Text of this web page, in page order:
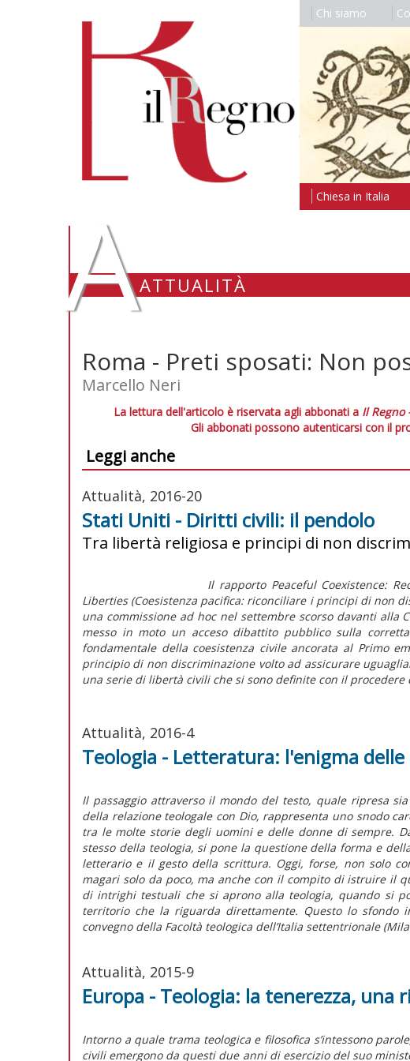
Chi siamo
Chiesa in Italia
AATTUALITÀ
Roma - Preti sposati: Non
Marcello Neri
La lettura dell'articolo è riservata agli abbonati a Il
Gli abbonati possono autenticarsi con il
Leggi anche
Attualità, 2016-20
Stati Uniti - Diritti civili: il pendolo
Tra libertà religiosa e principi di non
Il rapporto Peaceful Coexistence:
Liberties(Coesistenza pacifica: riconciliare i principi di non
una commissione ad hocnel settembre scorso davanti alla
messo in moto un acceso dibattito pubblico sulla
fondamentale della coesistenza civile ancorata al Primo
principio di non discriminazione volto ad assicurare
una serie di libertà civili che si sono definite con il procedere
Attualità, 2016-4
Teologia - Letteratura: l'enigma delle
Il passaggio attraverso il mondo del testo, quale ripresa
della relazione teologale con Dio, rappresenta uno snodo
tra le molte storie degli uomini e delle donne di sempre.
stesso della teologia, si pone la questione della forma e
letterario e il gesto della scrittura. Oggi, forse, non solo
magari solo da poco, ma anche con il compito di istruire il
di intrighi testuali che si aprono alla teologia, quando si
territorio che la riguarda direttamente. Questo lo sfondo
convegno della Facoltà teologica dell’Italia settentrionale
Attualità, 2015-9
Europa - Teologia: la tenerezza, una
Intorno a quale trama teologica e filosofica s’intessono
civili emergono da questi due anni di esercizio del suo